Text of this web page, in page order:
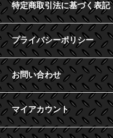
特定商取引法に基づく表記
プライバシーポリシー
お問い合わせ
マイアカウント